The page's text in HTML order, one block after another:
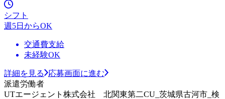
シフト
週5日からOK
交通費支給
未経験OK
詳細を見る
応募画面に進む
派遣労働者
UTエージェント株式会社 北関東第二CU_茨城県古河市_検